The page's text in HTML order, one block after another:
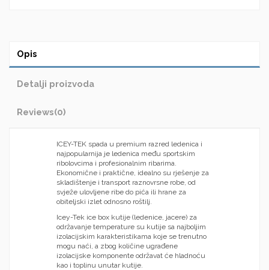
Opis
Detalji proizvoda
Reviews(0)
ICEY-TEK spada u premium razred ledenica i
najpopularnija je ledenica među sportskim
ribolovcima i profesionalnim ribarima.
Ekonomične i praktične, idealno su rješenje za
skladištenje i transport raznovrsne robe, od
svježe ulovljene ribe do pića ili hrane za
obiteljski izlet odnosno roštilj.
Icey-Tek ice box kutije (ledenice, jacere) za
održavanje temperature su kutije sa najboljim
izolacijskim karakteristikama koje se trenutno
mogu naći, a zbog količine ugrađene
izolacijske komponente održavat će hladnoću
kao i toplinu unutar kutije.